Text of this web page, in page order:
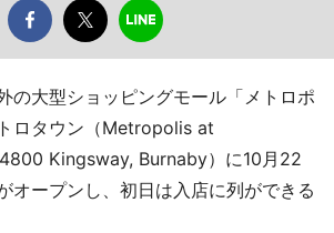
の大型ショッピングモール「メトロポ
ロタウン（Metropolis at
Kingsway, Burnaby）に10月22
オープンし、初日は入店に列ができる